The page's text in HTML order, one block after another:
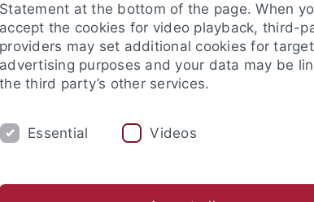
FORSCHUNG
und Immatrikulation Beratung und Info
Immatrikulation
Statement at the bottom of the page. When
accept the cookies for video playback, third-
providers may set additional cookies for
advertising purposes and your data may be
the third party’s other services.
Essential Videos